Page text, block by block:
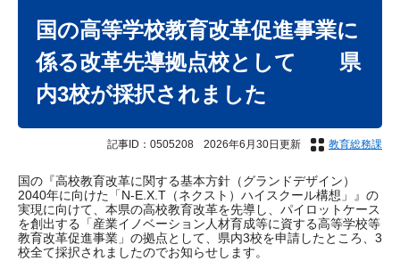
国の高等学校教育改革促進事業に
係る改革先導拠点校として 県
内3校が採択されました
記事ID：0505208 2026年6月30日更新 教育総務課
国の『高校教育改革に関する基本方針（グランドデザイン）
2040年に向けた「N-E.X.T（ネクスト）ハイスクール構想」』の
実現に向けて、本県の高校教育改革を先導し、パイロットケース
を創出する「産業イノベーション人材育成等に資する高等学校等
教育改革促進事業」の拠点として、県内3校を申請したところ、3
校全て採択されましたのでお知らせします。